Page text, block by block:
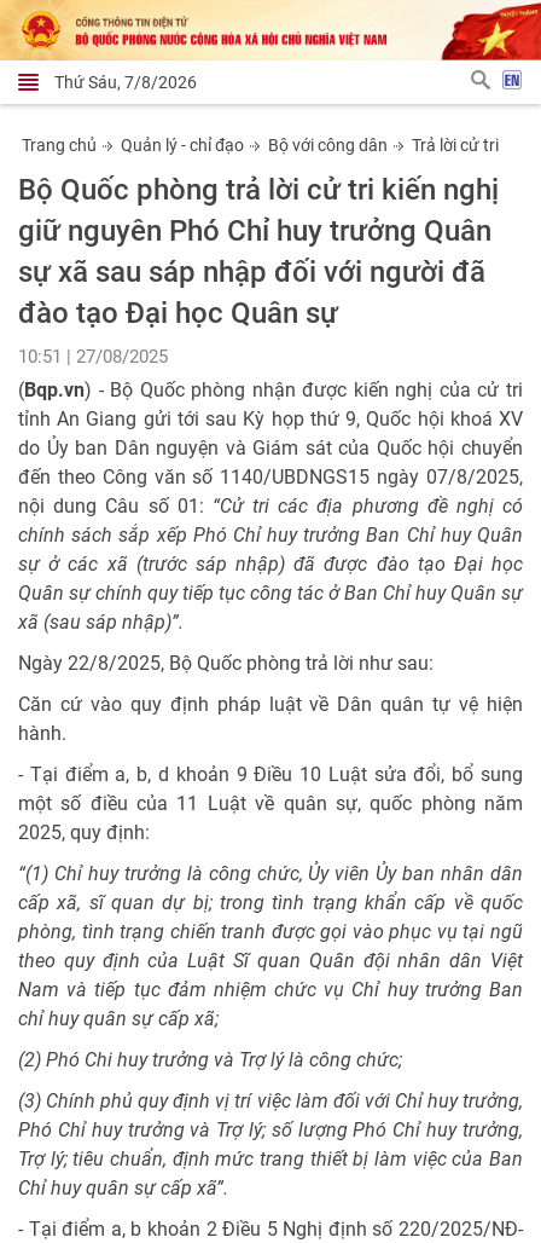
Thứ Sáu, 7/8/2026
Trang chủ Quản lý - chỉ đạo Bộ với công dân Trả lời cử tri
Bộ Quốc phòng trả lời cử tri kiến nghị
giữ nguyên Phó Chỉ huy trưởng Quân
sự xã sau sáp nhập đối với người đã
đào tạo Đại học Quân sự
10:51 | 27/08/2025
(Bqp.vn) - Bộ Quốc phòng nhận được kiến nghị của cử tri
tỉnh An Giang gửi tới sau Kỳ họp thứ 9, Quốc hội khoá XV
do Ủy ban Dân nguyện và Giám sát của Quốc hội chuyển
đến theo Công văn số 1140/UBDNGS15 ngày 07/8/2025,
nội dung Câu số 01: “Cử tri các địa phương đề nghị có
chính sách sắp xếp Phó Chỉ huy trưởng Ban Chỉ huy Quân
sự ở các xã (trước sáp nhập) đã được đào tạo Đại học
Quân sự chính quy tiếp tục công tác ở Ban Chỉ huy Quân sự
xã (sau sáp nhập)”.
Ngày 22/8/2025, Bộ Quốc phòng trả lời như sau:
Căn cứ vào quy định pháp luật về Dân quân tự vệ hiện
hành.
- Tại điểm a, b, d khoản 9 Điều 10 Luật sửa đổi, bổ sung
một số điều của 11 Luật về quân sự, quốc phòng năm
2025, quy định:
“(1) Chỉ huy trưởng là công chức, Ủy viên Ủy ban nhân dân
cấp xã, sĩ quan dự bị; trong tình trạng khẩn cấp về quốc
phòng, tình trạng chiến tranh được gọi vào phục vụ tại ngũ
theo quy định của Luật Sĩ quan Quân đội nhân dân Việt
Nam và tiếp tục đảm nhiệm chức vụ Chỉ huy trưởng Ban
chỉ huy quân sự cấp xã;
(2) Phó Chi huy trưởng và Trợ lý là công chức;
(3) Chính phủ quy định vị trí việc làm đối với Chỉ huy trưởng,
Phó Chỉ huy trưởng và Trợ lý; số lượng Phó Chỉ huy trưởng,
Trợ lý; tiêu chuẩn, định mức trang thiết bị làm việc của Ban
Chỉ huy quân sự cấp xã”.
- Tại điểm a, b khoản 2 Điều 5 Nghị định số 220/2025/NĐ-